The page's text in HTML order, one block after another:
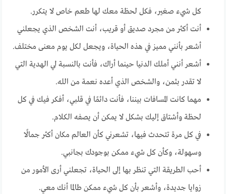
كل شيء صغير، فكل لحظة معك لها طعم خاص لا يتكرر.
أنت أكثر من مجرد صديق أو قريب، أنت الشخص الذي يجعلني
أشعر بأنني مميز في هذه الحياة، ويجعل لكل يوم معنى مختلف.
أشعر أنني أملك الدنيا حينما أراك، فأنت بالنسبة لي الهدية التي
لا تقدر بثمن، والشخص الذي أعده نعمة من الله.
مهما كانت المسافات بيننا، فأنت دائمًا في قلبي، أفكر فيك في كل
لحظة وأشتاق إليك بشكل لا يمكن أن يصفه الكلام.
في كل مرة تتحدث فيها، تشعرني كأن العالم مكان أكثر جمالًا
وسهولة، وكأن كل شيء ممكن بوجودك بجانبي.
أحب الطريقة التي تنظر بها إلى الحياة، تجعلني أرى الأمور من
زوايا جديدة، وأشعر بأن كل شيء ممكن طالما أنك معي.